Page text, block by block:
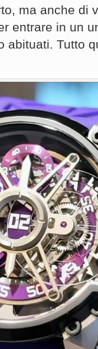
ma anche di
entrare in un
abituati. Tutto